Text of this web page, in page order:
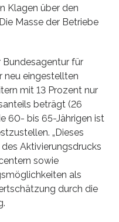
Klagen über den
Masse der Betriebe
für
neu eingestellten
mit 13 Prozent nur
beträgt (26
60- bis 65-Jährigen ist
„Dieses
Aktivierungsdrucks
sowie
als
durch die